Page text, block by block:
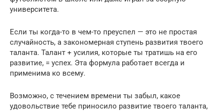
университета.
Если ты когда-то в чем-то преуспел — это не простая
случайность, а закономерная ступень развития твоего
таланта. Талант + усилия, которые ты тратишь на его
развитие, = успех. Эта формула работает всегда и
применима ко всему.
Возможно, с течением времени ты забыл, какое
удовольствие тебе приносило развитие твоего таланта,